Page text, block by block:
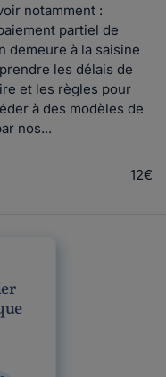
notamment :
partiel de
demeure à la saisine
les délais de
et les règles pour
à des modèles de
nos...
12€